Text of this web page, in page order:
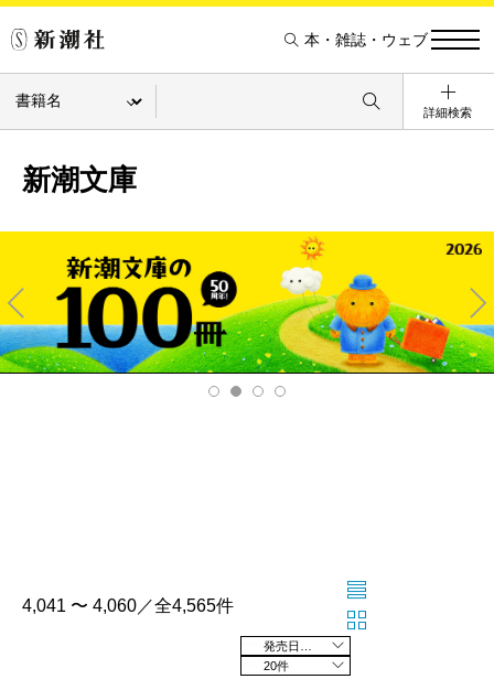
本・雑誌・ウェブ
詳細検索
新潮文庫
Pre
v
Ne
xt
4,041 〜 4,060／全4,565件
20件